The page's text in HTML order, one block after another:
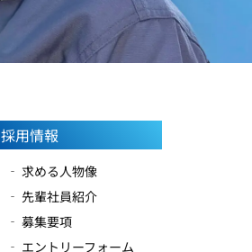
採用情報
‐ 求める人物像
‐ 先輩社員紹介
‐ 募集要項
‐ エントリーフォーム